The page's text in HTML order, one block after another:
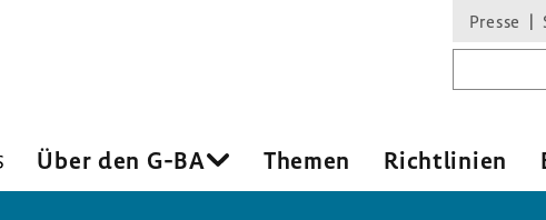
Presse
Über den G-BA Themen Richt­li­nien